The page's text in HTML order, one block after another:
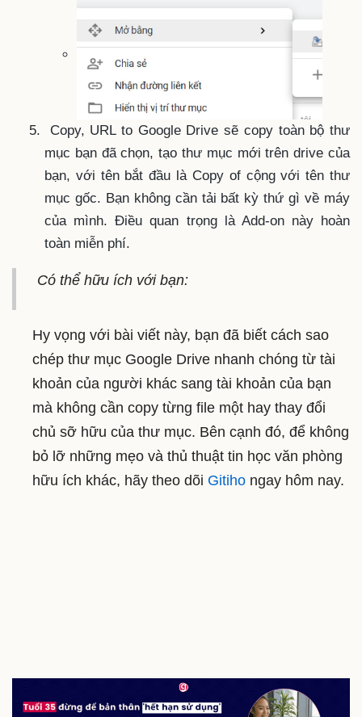
Copy, URL to Google Drive sẽ copy toàn bộ thư
mục bạn đã chọn, tạo thư mục mới trên drive của
bạn, với tên bắt đầu là Copy of cộng với tên thư
mục gốc. Bạn không cần tải bất kỳ thứ gì về máy
của mình. Điều quan trọng là Add-on này hoàn
toàn miễn phí.
Có thể hữu ích với bạn:
Hy vọng với bài viết này, bạn đã biết cách sao
chép thư mục Google Drive nhanh chóng từ tài
khoản của người khác sang tài khoản của bạn
mà không cần copy từng file một hay thay đổi
chủ sỡ hữu của thư mục. Bên cạnh đó, để không
bỏ lỡ những mẹo và thủ thuật tin học văn phòng
hữu ích khác, hãy theo dõi Gitiho ngay hôm nay.